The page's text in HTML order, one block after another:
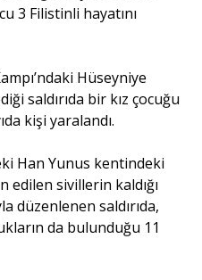
3 Filistinli hayatını
Hüseyniye
saldırıda bir kız çocuğu
kişi yaralandı.
Han Yunus kentindeki
edilen sivillerin kaldığı
düzenlenen saldırıda,
da bulunduğu 11